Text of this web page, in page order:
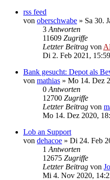
rss feed
von oberschwabe » Sa 30.
3 Antworten
11609 Zugriffe
Letzter Beitrag von
Di 2. Feb 2021, 15:59
Bank gesucht: Depot als
von mathias » Mo 14. Dez
0 Antworten
12700 Zugriffe
Letzter Beitrag von
Mo 14. Dez 2020,
Lob an Support
von dehacoe » Di 24. Feb
1 Antworten
12675 Zugriffe
Letzter Beitrag von
Mi 4. Nov 2020,